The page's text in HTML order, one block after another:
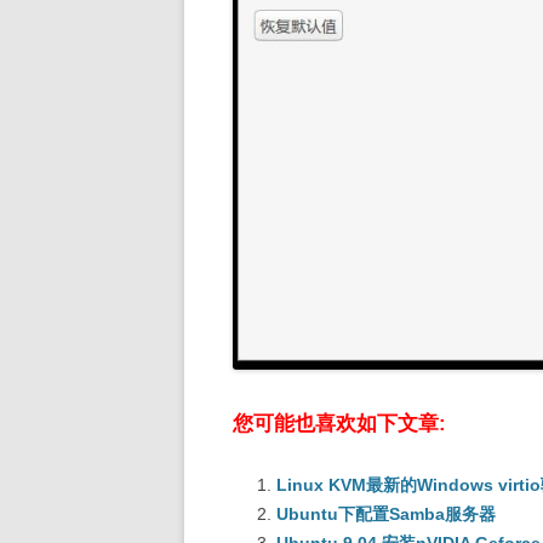
您可能也喜欢如下文章:
Linux KVM最新的Windows virtio
Ubuntu下配置Samba服务器